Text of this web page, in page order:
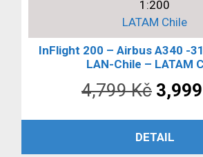
1:200
LATAM Chile
InFlight 200 – Airbus A340 -
LAN-Chile – LATAM
4,799Kč
cena
byla:
3,999
PŘIDAT DO KOŠÍKU
DETAIL